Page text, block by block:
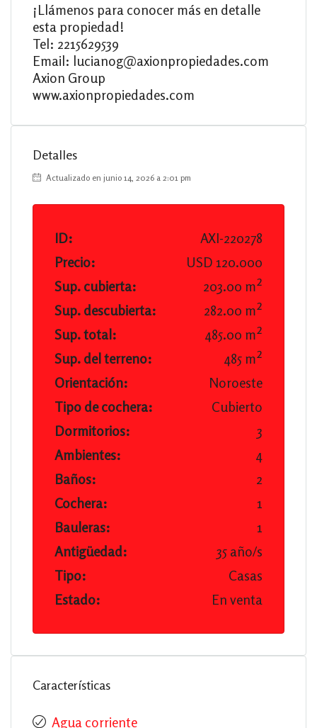
¡Llámenos para conocer más en detalle
esta propiedad!
Tel: 2215629539
Email: lucianog@axionpropiedades.com
Axion Group
www.axionpropiedades.com
Detalles
Actualizado en junio 14, 2026 a 2:01 pm
ID:
AXI-220278
Precio:
USD 120.000
Sup. cubierta:
203.00 m²
Sup. descubierta:
282.00 m²
Sup. total:
485.00 m²
Sup. del terreno:
485 m²
Orientación:
Noroeste
Tipo de cochera:
Cubierto
Dormitorios:
3
Ambientes:
4
Baños:
2
Cochera:
1
Bauleras:
1
Antigüedad:
35 año/s
Tipo:
Casas
Estado:
En venta
Características
Agua corriente